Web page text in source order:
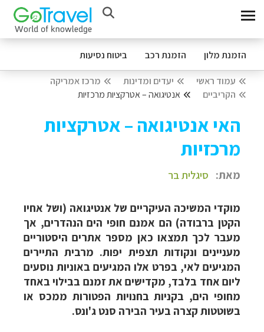
הזמנת מלון הזמנת רכב ביטוח נסיעות
עמוד ראשי יעדים ומדינות
מרכז אמריקה
הקריביים
אנטיגואה – אטרקציות מרכזיות
האי אנטיגואה – אטרקציות
מרכזיות
מאת: סיגלית בר
מוקדי המשיכה העיקריים של אנטיגואה (ושל אחיו
הקטן ברבודה) הם אמנם חופי הים הנהדרים, אך
מעבר לכך תמצאו כאן מספר אתרים היסטוריים
מעניינים ונקודות תצפית יפות. מרבית התיירים
המגיעים לאי, בפרט אלו המגיעים באוניות נוסעים
ליום אחד בלבד, מקדישים את זמנם בבילוי באחד
מחופי הים, בקניות בחנויות הפטורות ממכס או
בשוטטות קצרה בעיר הבירה סנט ג'ונס.